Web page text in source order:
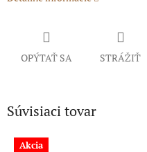
OPÝTAŤ SA STRÁŽIŤ
Súvisiaci tovar
Akcia